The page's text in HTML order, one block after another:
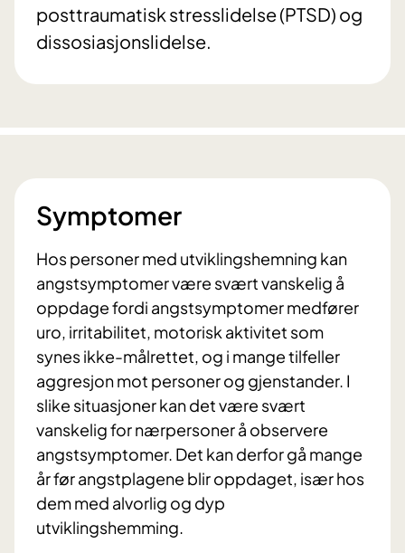
posttraumatisk stresslidelse (PTSD) og
dissosiasjonslidelse.
Symptomer
Hos personer med utviklingshemning kan
angstsymptomer være svært vanskelig å
oppdage fordi angstsymptomer medfører
uro, irritabilitet, motorisk aktivitet som
synes ikke-målrettet, og i mange tilfeller
aggresjon mot personer og gjenstander. I
slike situasjoner kan det være svært
vanskelig for nærpersoner å observere
angstsymptomer. Det kan derfor gå mange
år før angstplagene blir oppdaget, især hos
dem med alvorlig og dyp
utviklingshemming.